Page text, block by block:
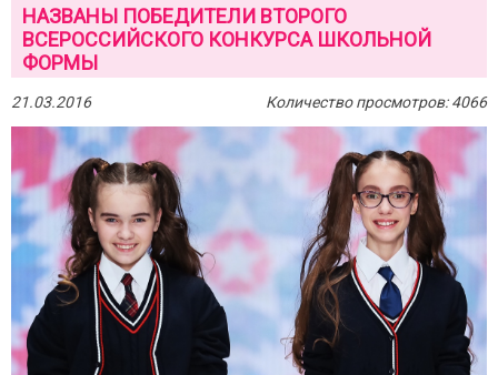
НАЗВАНЫ ПОБЕДИТЕЛИ ВТОРОГО
ВСЕРОССИЙСКОГО КОНКУРСА ШКОЛЬНОЙ
ФОРМЫ
21.03.2016 Количество просмотров: 4066